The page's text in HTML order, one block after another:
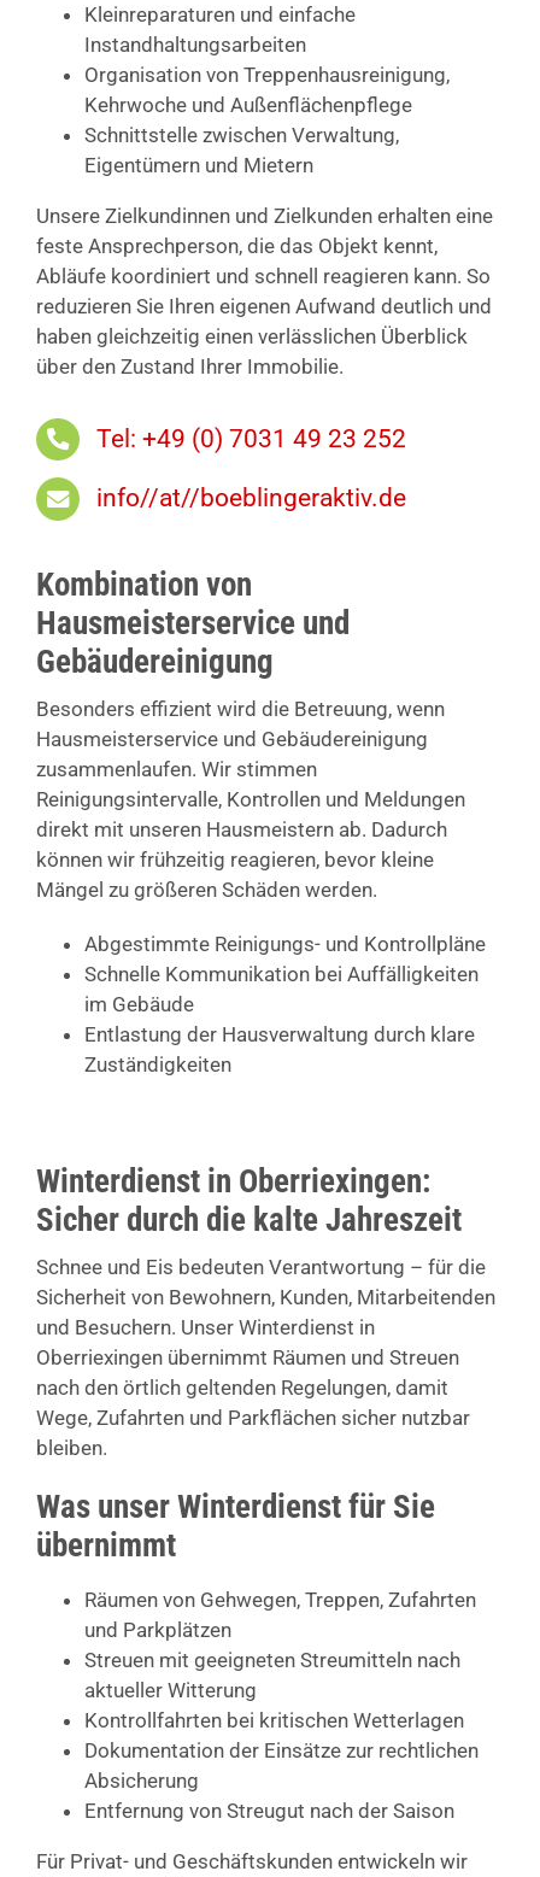
Kleinreparaturen und einfache
Instandhaltungsarbeiten
Organisation von Treppenhausreinigung,
Kehrwoche und Außenflächenpflege
Schnittstelle zwischen Verwaltung,
Eigentümern und Mietern
Unsere Zielkundinnen und Zielkunden erhalten eine
feste Ansprechperson, die das Objekt kennt,
Abläufe koordiniert und schnell reagieren kann. So
reduzieren Sie Ihren eigenen Aufwand deutlich und
haben gleichzeitig einen verlässlichen Überblick
über den Zustand Ihrer Immobilie.
Tel: +49 (0) 7031 49 23 252
info//at//boeblingeraktiv.de
Kombination von
Hausmeisterservice und
Gebäudereinigung
Besonders effizient wird die Betreuung, wenn
Hausmeisterservice und Gebäudereinigung
zusammenlaufen. Wir stimmen
Reinigungsintervalle, Kontrollen und Meldungen
direkt mit unseren Hausmeistern ab. Dadurch
können wir frühzeitig reagieren, bevor kleine
Mängel zu größeren Schäden werden.
Abgestimmte Reinigungs- und Kontrollpläne
Schnelle Kommunikation bei Auffälligkeiten
im Gebäude
Entlastung der Hausverwaltung durch klare
Zuständigkeiten
Winterdienst in Oberriexingen:
Sicher durch die kalte Jahreszeit
Schnee und Eis bedeuten Verantwortung – für die
Sicherheit von Bewohnern, Kunden, Mitarbeitenden
und Besuchern. Unser Winterdienst in
Oberriexingen übernimmt Räumen und Streuen
nach den örtlich geltenden Regelungen, damit
Wege, Zufahrten und Parkflächen sicher nutzbar
bleiben.
Was unser Winterdienst für Sie
übernimmt
Räumen von Gehwegen, Treppen, Zufahrten
und Parkplätzen
Streuen mit geeigneten Streumitteln nach
aktueller Witterung
Kontrollfahrten bei kritischen Wetterlagen
Dokumentation der Einsätze zur rechtlichen
Absicherung
Entfernung von Streugut nach der Saison
Für Privat- und Geschäftskunden entwickeln wir